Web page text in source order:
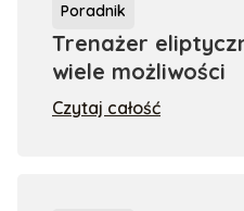
Poradnik
Trenażer
wiele możliwości
Czytaj całość